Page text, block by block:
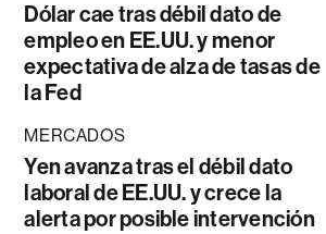
Dólar cae tras débil dato de
empleo en EE.UU. y menor
expectativa de alza de tasas de
la Fed
MERCADOS
Yen avanza tras el débil dato
laboral de EE.UU. y crece la
alerta por posible intervención